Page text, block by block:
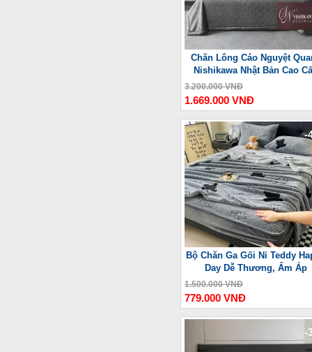
Chăn Lông Cáo Nguyệt
Nishikawa Nhật Bản Cao
3.200.000 VNĐ
1.669.000 VNĐ
-
Bộ Chăn Ga Gối Nỉ Teddy
Day Dễ Thương, Ấm Áp
1.500.000 VNĐ
779.000 VNĐ
-